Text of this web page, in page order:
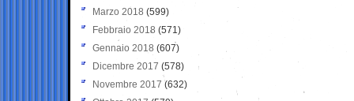
Marzo 2018 (599)
Febbraio 2018 (571)
Gennaio 2018 (607)
Dicembre 2017 (578)
Novembre 2017 (632)